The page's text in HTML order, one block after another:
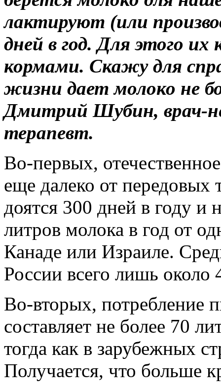
лактируют (или
дней в год. Для этого
кормами. Скажу для
жизни дает молоко не
Дмитрий Шубин, врач-
терапевт.
Во-первых,
еще далеко от
доятся 300 дней в году и
литров молока в год от
Канаде или Израиле.
России всего лишь около
Во-вторых, потребление
составляет не более 70
тогда как в зарубежных
Получается, что больше